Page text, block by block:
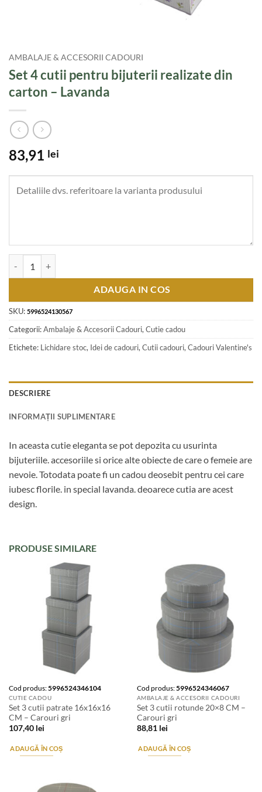
AMBALAJE & ACCESORII CADOURI
Set 4 cutii pentru bijuterii realizate din
carton – Lavanda
83,91 lei
ADAUGA IN COS
SKU: 5996524130567
Categorii:Ambalaje & Accesorii Cadouri, Cutie cadou
Etichete: Lichidare stoc, Idei de cadouri, Cutii cadouri, Cadouri Valentine's
DESCRIERE
INFORMAȚII SUPLIMENTARE
In aceasta cutie eleganta se pot depozita cu usurinta
bijuteriile. accesoriile si orice alte obiecte de care o femeie are
nevoie. Totodata poate fi un cadou deosebit pentru cei care
iubesc florile. in special lavanda. deoarece cutia are acest
design.
PRODUSE SIMILARE
Cod produs:5996524346104
CUTIE CADOU
Set 3 cutii patrate 16x16x16
CM – Carouri gri
107,40 lei
ADAUGĂ ÎN COȘ
Cod produs:5996524346067
AMBALAJE & ACCESORII CADOURI
Set 3 cutii rotunde 20×8 CM –
Carouri gri
88,81 lei
ADAUGĂ ÎN COȘ